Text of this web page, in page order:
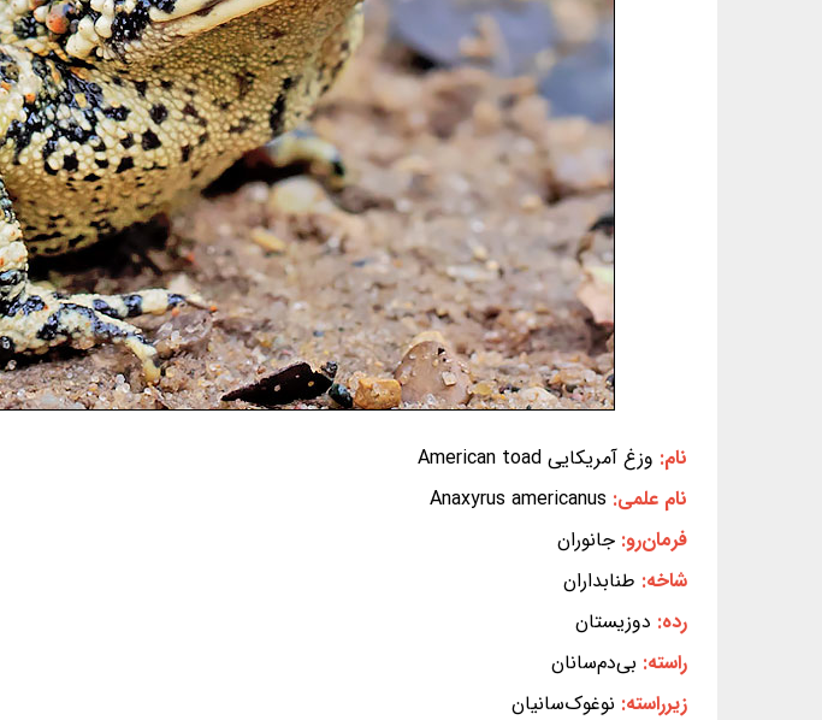
نام: وزغ آمریکایی American toad
نام علمی: Anaxyrus americanus
فرمان‌رو: جانوران
شاخه: طنابداران
رده: دوزیستان
راسته: بی‌دم‌سانان
زیرراسته: نوغوک‌سانیان